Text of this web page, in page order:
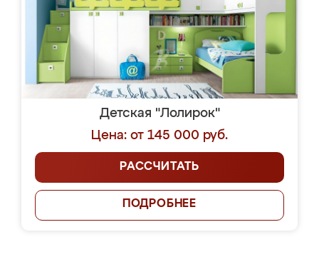
Детская "Лолирок"
Цена: от 145 000 руб.
РАССЧИТАТЬ
ПОДРОБНЕЕ